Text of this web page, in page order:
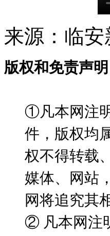
来源：临
版权和免责声明
①凡本网注
件，版权均
权不得转载
媒体、网站
网将追究其
② 凡本网注